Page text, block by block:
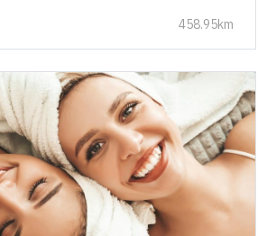
458.95km